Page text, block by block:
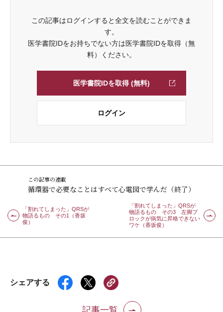
この記事はログインすると全文を読むことができま
す。
医学書院IDをお持ちでない方は医学書院IDを取得（無
料）ください。
医学書院IDを取得 (無料)
ログイン
この記事の連載
循環器で必要なことはすべて心電図で学んだ（終了）
「割れてしまった」QRSが
物語るもの その1（香坂
俊）
「割れてしまった」QRSが
物語るもの その3 左脚ブ
ロックが病気に昇格できない
ワケ（香坂俊）
シェアする
記事一覧